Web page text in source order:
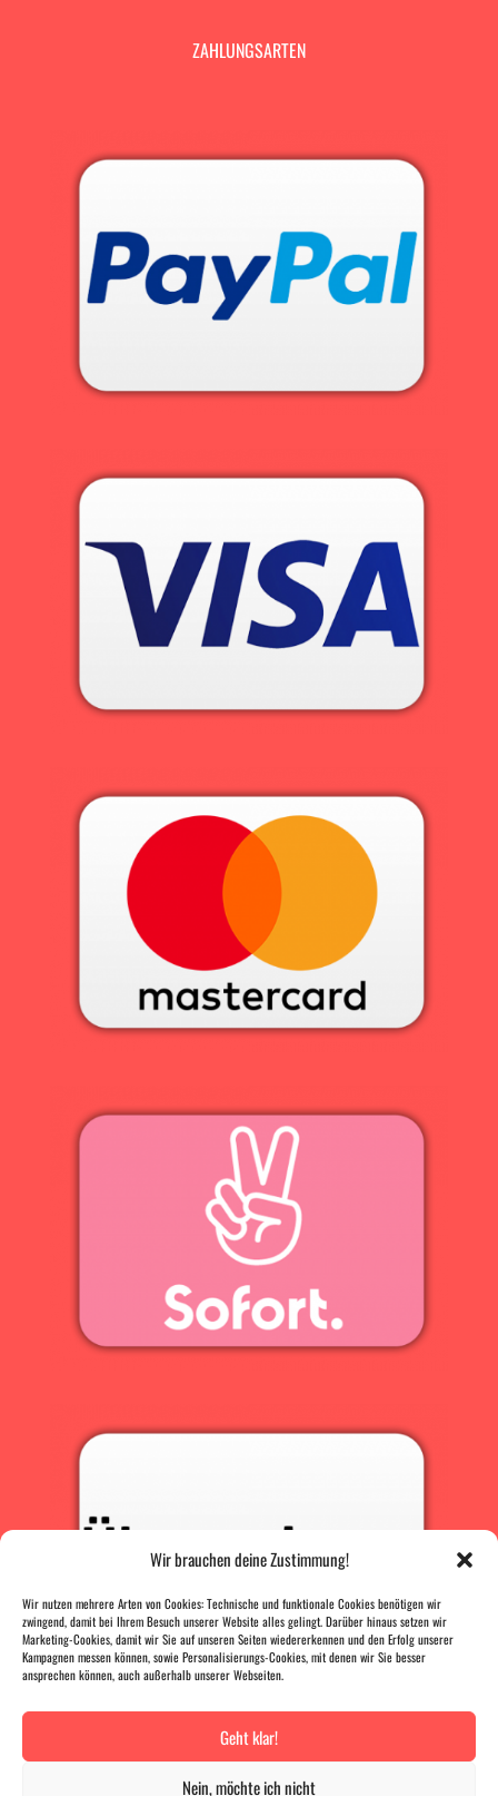
Wir brauchen deine Zustimmung!
Wir nutzen mehrere Arten von Cookies: Technische und funktionale Cookies benötigen wir
zwingend, damit bei Ihrem Besuch unserer Website alles gelingt. Darüber hinaus setzen wir
Marketing-Cookies, damit wir Sie auf unseren Seiten wiedererkennen und den Erfolg unserer
Kampagnen messen können, sowie Personalisierungs-Cookies, mit denen wir Sie besser
ansprechen können, auch außerhalb unserer Webseiten.
Geht klar!
Nein, möchte ich nicht
ZAHLUNGSARTEN
PRESSE|AGB |DATENSCHUTZ |IMPRESSUM